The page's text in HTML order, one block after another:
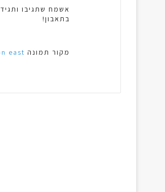
אשמח שתגיבו
בתאבון!
מקור תמונה east ♡